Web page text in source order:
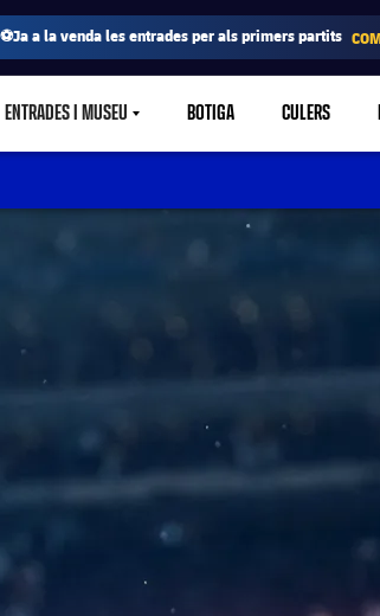
⚽Ja a la venda les entrades per als primers partits
ENTRADES I MUSEULABEL.SHARE.CARETDOWN
BOTIGA CULERS